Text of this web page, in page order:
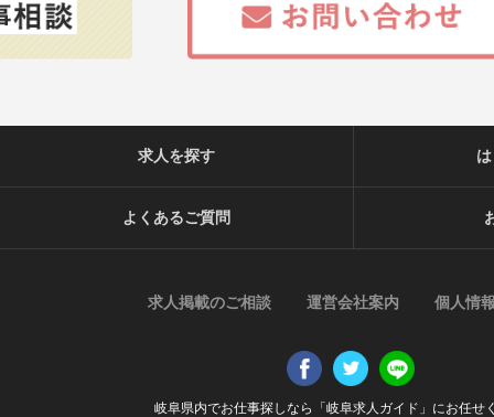
岐阜県内でお仕事探しなら「岐阜求人ガイド」にお任せ
求人を探す
よくあるご質問
求人掲載のご相談 運営会社案内 個人情